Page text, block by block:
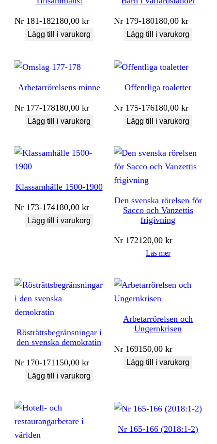
Nr 181-182180,00kr
Lägg till i varukorg
Nr 179-180180,00kr
Lägg till i varukorg
Arbetarrörelsens minne
Nr 177-178180,00kr
Lägg till i varukorg
Offentliga toaletter
Nr 175-176180,00kr
Lägg till i varukorg
Klassamhälle 1500-1900
Nr 173-174180,00kr
Lägg till i varukorg
Den svenska rörelsen för
Sacco och Vanzettis
frigivning
Nr 172120,00kr
Läs mer
Rösträttsbegränsningar i
den svenska demokratin
Nr 170-171 150,00kr
Lägg till i varukorg
Arbetarrörelsen och
Ungernkrisen
Nr 169150,00kr
Lägg till i varukorg
Nr 165-166 (2018:1-2)